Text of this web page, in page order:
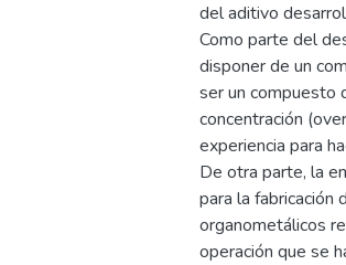
del aditivo
Como parte del
disponer de un
ser un compuesto
concentración
experiencia para
De otra parte, la
para la
organometálicos
operación que se